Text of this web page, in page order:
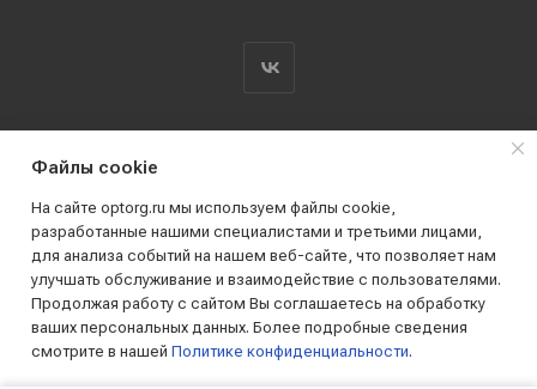
2019 - 2026 © АО КПК "Ставропольстройопторг"
Все права защищены
Файлы cookie
На сайте optorg.ru мы используем файлы cookie,
разработанные нашими специалистами и третьими лицами,
для анализа событий на нашем веб-сайте, что позволяет нам
улучшать обслуживание и взаимодействие с пользователями.
Продолжая работу с сайтом Вы соглашаетесь на обработку
ваших персональных данных. Более подробные сведения
смотрите в нашей Политике конфиденциальности.